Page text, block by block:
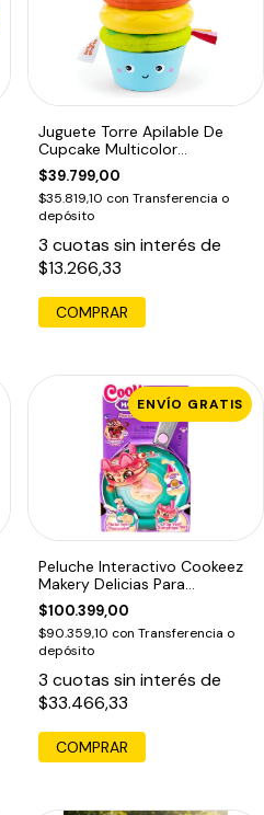
Juguete Torre Apilable De
Cupcake Multicolor
Multicolor
$39.799,00
$35.819,10 con Transferencia o
depósito
3 cuotas sin interés de
$13.266,33
ENVÍO GRATIS
Peluche Interactivo Cookeez
Makery Delicias Para
Panqueques
$100.399,00
$90.359,10 con Transferencia o
depósito
3 cuotas sin interés de
$33.466,33